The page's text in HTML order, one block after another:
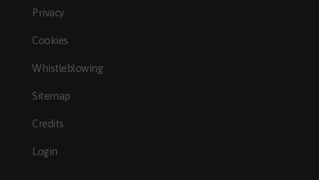
Privacy
Cookies
Whistleblowing
Sitemap
Credits
Login